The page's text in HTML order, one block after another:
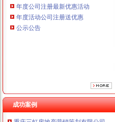
年度公司注册最新优惠活动
年度活动公司注册送优惠
公示公告
成功案例
重庆三虹房地产营销策划有限公司
重庆市优研房地产营销策划有限公司